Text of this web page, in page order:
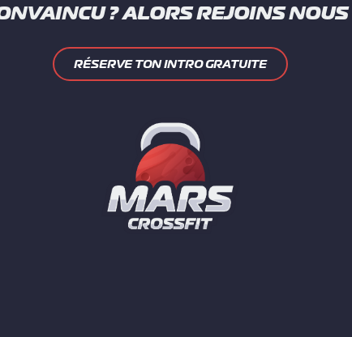
? ALORS REJOINS NOUS
RÉSERVE TON INTRO GRATUITE